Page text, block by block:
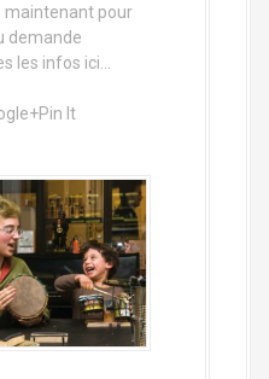
maintenant pour
demande
les infos ici…
It